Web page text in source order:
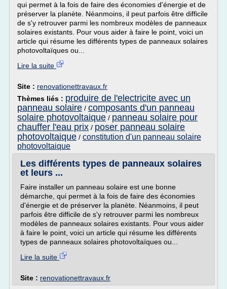
qui permet à la fois de faire des économies d'énergie et de
préserver la planète. Néanmoins, il peut parfois être difficile
de s'y retrouver parmi les nombreux modèles de panneaux
solaires existants. Pour vous aider à faire le point, voici un
article qui résume les différents types de panneaux solaires
photovoltaïques ou...
Lire la suite
Site : renovationettravaux.fr
Thèmes liés : produire de l'electricite avec un
panneau solaire / composants d'un panneau
solaire photovoltaique / panneau solaire pour
chauffer l'eau prix / poser panneau solaire
photovoltaique / constitution d'un panneau solaire
photovoltaique
Les différents types de panneaux solaires
et leurs ...
Faire installer un panneau solaire est une bonne
démarche, qui permet à la fois de faire des économies
d'énergie et de préserver la planète. Néanmoins, il peut
parfois être difficile de s'y retrouver parmi les nombreux
modèles de panneaux solaires existants. Pour vous aider
à faire le point, voici un article qui résume les différents
types de panneaux solaires photovoltaïques ou...
Lire la suite
Site : renovationettravaux.fr